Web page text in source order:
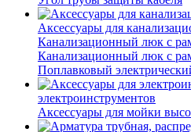
Аксессуары для
Канализационный люк с
Канализационный люк с
Поплавковый
электроинструментов
Аксессуары для мойки